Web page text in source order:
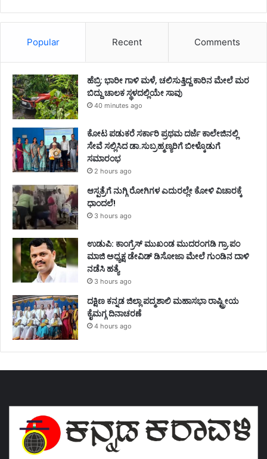
Popular Recent Comments
ಹೆಬ್ರಿ: ಭಾರೀ ಗಾಳಿ ಮಳೆ, ಚಲಿಸುತ್ತಿದ್ದ ಕಾರಿನ ಮೇಲೆ ಮರ
ಬಿದ್ದು ಚಾಲಕ ಸ್ಥಳದಲ್ಲಿಯೇ ಸಾವು
40 minutes ago
ಕೋಟ ಪಡುಕರೆ ಸರ್ಕಾರಿ ಪ್ರಥಮ ದರ್ಜೆ ಕಾಲೇಜಿನಲ್ಲಿ
ಸೇವೆ ಸಲ್ಲಿಸಿದ ಡಾ.ಸುಬ್ರಹ್ಮಣ್ಯರಿಗೆ ಬೀಳ್ಕೊಡುಗೆ
ಸಮಾರಂಭ
2 hours ago
ಆಸ್ಪತ್ರೆಗೆ ನುಗ್ಗಿ ರೋಗಿಗಳ ಎದುರಲ್ಲೇ ಕೋಳಿ ವಿಚಾರಕ್ಕೆ
ಧಾಂದಲೆ!
3 hours ago
ಉಡುಪಿ: ಕಾಂಗ್ರೆಸ್‌ ಮುಖಂಡ ಮುದರಂಗಡಿ ಗ್ರಾ.ಪಂ
ಮಾಜಿ ಅಧ್ಯಕ್ಷ ಡೇವಿಡ್‌ ಡಿಸೋಜಾ ಮೇಲೆ ಗುಂಡಿನ ದಾಳಿ
ನಡೆಸಿ ಹತ್ಯೆ
3 hours ago
ದಕ್ಷಿಣ ಕನ್ನಡ ಜಿಲ್ಲಾ ಪದ್ಮಶಾಲಿ ಮಹಾಸಭಾ ರಾಷ್ಟ್ರೀಯ
ಕೈಮಗ್ಗ ದಿನಾಚರಣೆ
4 hours ago